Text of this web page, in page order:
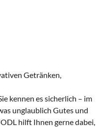
Getränken,
kennen es sicherlich – im
unglaublich Gutes und
hilft Ihnen gerne dabei,